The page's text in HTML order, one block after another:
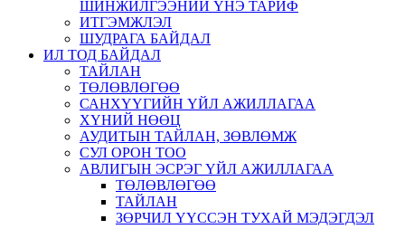
ШИНЖИЛГЭЭНИЙ ҮНЭ ТАРИФ
ИТГЭМЖЛЭЛ
ШУДРАГА БАЙДАЛ
ИЛ ТОД БАЙДАЛ
ТАЙЛАН
ТӨЛӨВЛӨГӨӨ
САНХҮҮГИЙН ҮЙЛ АЖИЛЛАГАА
ХҮНИЙ НӨӨЦ
АУДИТЫН ТАЙЛАН, ЗӨВЛӨМЖ
СУЛ ОРОН ТОО
АВЛИГЫН ЭСРЭГ ҮЙЛ АЖИЛЛАГАА
ТӨЛӨВЛӨГӨӨ
ТАЙЛАН
ЗӨРЧИЛ ҮҮССЭН ТУХАЙ МЭДЭГДЭЛ